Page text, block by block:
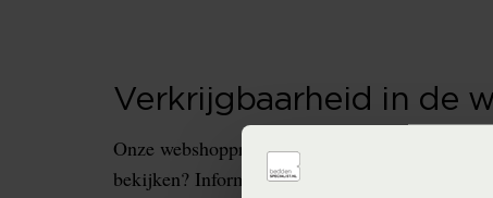
Verkrijgbaarheid in de
Onze webshopproducten zijn niet altijd
bekijken? Informeer dan eerst naar de